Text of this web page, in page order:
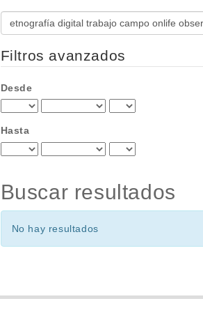
artículos
Filtros avanzados
Desde
Hasta
Buscar resultados
No hay resultados